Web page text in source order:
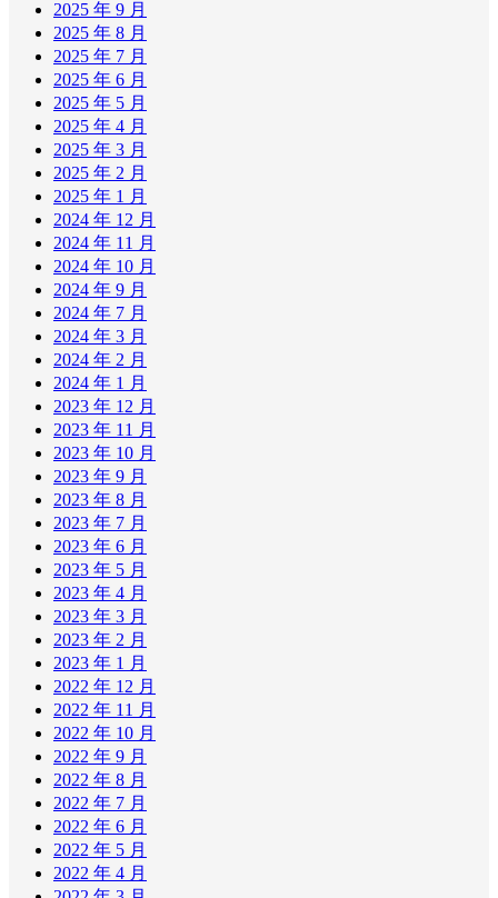
2025 年 9 月
2025 年 8 月
2025 年 7 月
2025 年 6 月
2025 年 5 月
2025 年 4 月
2025 年 3 月
2025 年 2 月
2025 年 1 月
2024 年 12 月
2024 年 11 月
2024 年 10 月
2024 年 9 月
2024 年 7 月
2024 年 3 月
2024 年 2 月
2024 年 1 月
2023 年 12 月
2023 年 11 月
2023 年 10 月
2023 年 9 月
2023 年 8 月
2023 年 7 月
2023 年 6 月
2023 年 5 月
2023 年 4 月
2023 年 3 月
2023 年 2 月
2023 年 1 月
2022 年 12 月
2022 年 11 月
2022 年 10 月
2022 年 9 月
2022 年 8 月
2022 年 7 月
2022 年 6 月
2022 年 5 月
2022 年 4 月